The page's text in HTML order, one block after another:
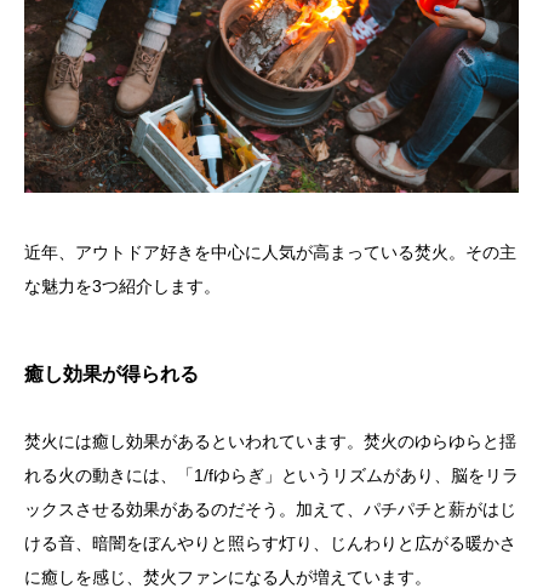
近年、アウトドア好きを中心に人気が高まっている焚火。その主
な魅力を3つ紹介します。
癒し効果が得られる
焚火には癒し効果があるといわれています。焚火のゆらゆらと揺
れる火の動きには、「1/fゆらぎ」というリズムがあり、脳をリラ
ックスさせる効果があるのだそう。加えて、パチパチと薪がはじ
ける音、暗闇をぼんやりと照らす灯り、じんわりと広がる暖かさ
に癒しを感じ、焚火ファンになる人が増えています。